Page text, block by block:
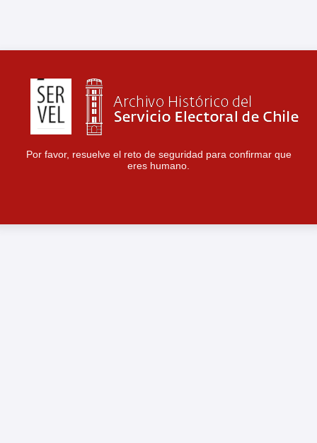
Por favor, resuelve el reto de seguridad para confirmar que
eres humano.